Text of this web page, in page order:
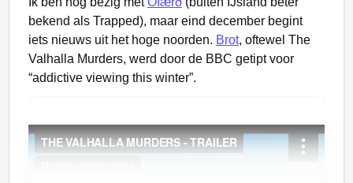
Altijd een voor een,
nooit twee of drie.
Met dertienen waren ze,
Deze kleine heren.
Langs de deuren sluipen ze,
bekend als Trapped), maar eind december begint
iets nieuws uit het hoge noorden. Brot, oftewel The
Valhalla Murders, werd door de BBC getipt voor
“addictive viewing this winter”.